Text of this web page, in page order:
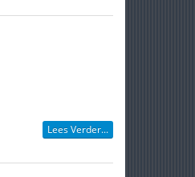
Lees Verder...